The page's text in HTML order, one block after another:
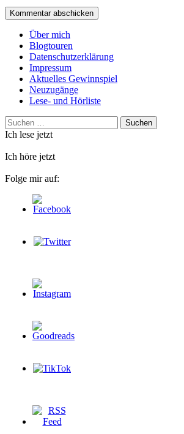
Über mich
Blogtouren
Datenschutzerklärung
Impressum
Aktuelles Gewinnspiel
Neuzugänge
Lese- und Hörliste
Suchen
nach:
Ich lese jetzt
Ich höre jetzt
Folge mir auf: